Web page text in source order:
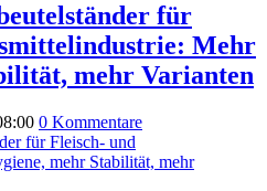
für
Mehr
mehr Varianten
0 Kommentare